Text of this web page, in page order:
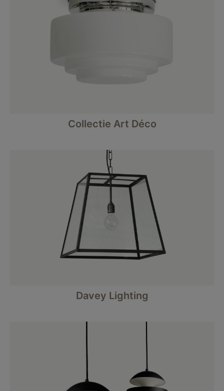
Collectie Art Déco
Davey Lighting